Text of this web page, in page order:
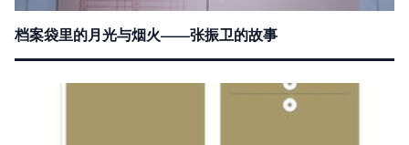
档案袋里的月光与烟火——张振卫的故事